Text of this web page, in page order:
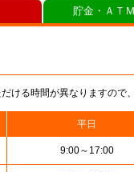
ける時間が異なりますので
平日
9:00～17:00
貯金・ＡＴ